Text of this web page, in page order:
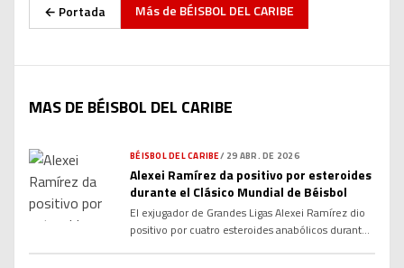
← Portada Más de BÉISBOL DEL CARIBE
MAS DE BÉISBOL DEL CARIBE
BÉISBOL DEL CARIBE/ 29 ABR. DE 2026
Alexei Ramírez da positivo por esteroides
durante el Clásico Mundial de Béisbol
El exjugador de Grandes Ligas Alexei Ramírez dio
positivo por cuatro esteroides anabólicos durante